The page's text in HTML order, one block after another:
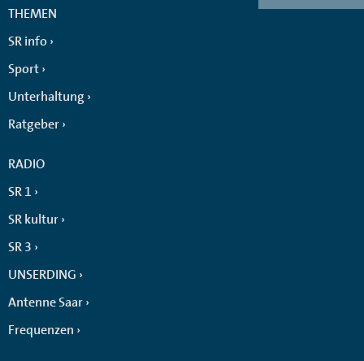
THEMEN
SR info
Sport
Unterhaltung
Ratgeber
RADIO
SR 1
SR kultur
SR 3
UNSERDING
Antenne Saar
Frequenzen